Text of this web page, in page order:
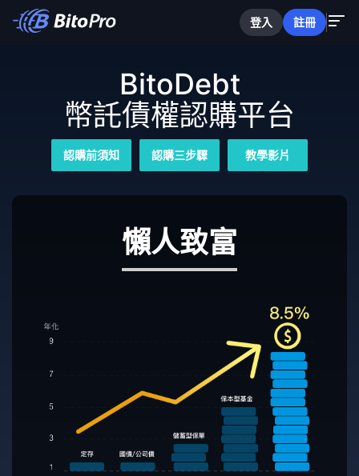
登入 註冊
BitoDebt
幣託債權認購平台
認購前須知 認購三步驟 教學影片
懶人致富